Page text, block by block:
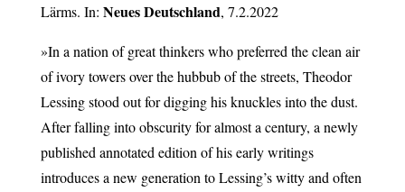
Lärms. In: Neues Deutschland, 7.2.2022
»In a nation of great thinkers who preferred the clean air
of ivory towers over the hubbub of the streets, Theodor
Lessing stood out for digging his knuckles into the dust.
After falling into obscurity for almost a century, a newly
published annotated edition of his early writings
introduces a new generation to Lessing’s witty and often